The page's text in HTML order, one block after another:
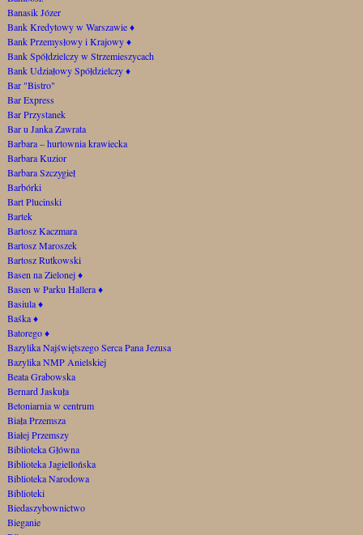
Banasik Józer
Bank Kredytowy w Warszawie♦
Bank Przemysłowy i Krajowy♦
Bank Spółdzielczy w Strzemieszycach
Bank Udziałowy Spółdzielczy♦
Bar "Bistro"
Bar Express
Bar Przystanek
Bar u Janka Zawrata
Barbara – hurtownia krawiecka
Barbara Kuzior
Barbara Szczygieł
Barbórki
Bart Plucinski
Bartek
Bartosz Kaczmara
Bartosz Maroszek
Bartosz Rutkowski
Basen na Zielonej♦
Basen w Parku Hallera♦
Basiula♦
Baśka♦
Batorego♦
Bazylika Najświętszego Serca Pana Jezusa
Bazylika NMP Anielskiej
Beata Grabowska
Bernard Jaskuła
Betoniarnia w centrum
Biała Przemsza
Białej Przemszy
Biblioteka Główna
Biblioteka Jagiellońska
Biblioteka Narodowa
Biblioteki
Biedaszybownictwo
Bieganie